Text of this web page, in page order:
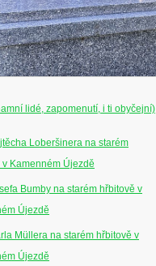
lidé, zapomenutí, i ti obyčejní)
Loberšinera na starém
v Kamenném Újezdě
Bumby na starém hřbitově v
Újezdě
Müllera na starém hřbitově v
Újezdě